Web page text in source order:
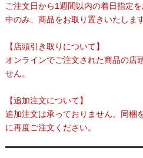
ご注文日から1週間以内の着日指定
中のみ、商品をお取り置きいたします
【店頭引き取りについて】
オンラインでご注文された商品の店
せん。
【追加注文について】
追加注文は承っておりません。同梱
に再度ご注文ください。